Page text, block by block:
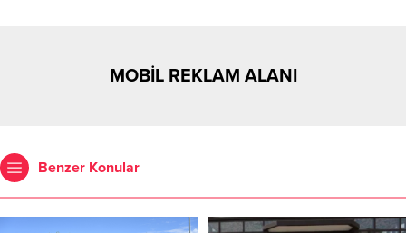
MOBİL REKLAM ALANI
Benzer Konular